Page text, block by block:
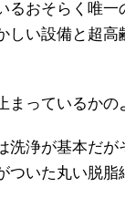
るおそらく唯一
しい設備と超高
っているかの
洗浄が基本だが
ついた丸い脱脂